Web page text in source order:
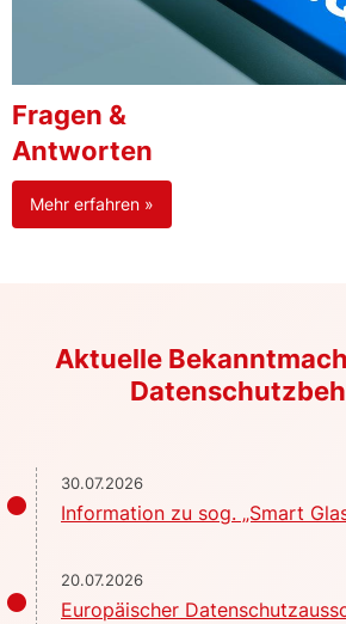
Fragen &
Antworten
Mehr erfahren »
Aktuelle
30.07.2026
Information zu sog. „Smart
20.07.2026
Europäischer